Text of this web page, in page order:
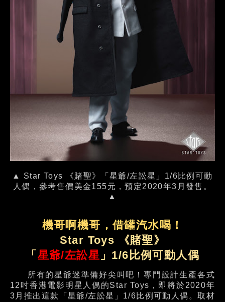
▲ Star Toys 《賭聖》「星爺/左訟星」1/6比例可動
人偶，參考售價美金155元，預定2020年3月發售。
▲
機哥啊機哥，借罐汽水喝！
Star Toys 《賭聖》
「 星爺/左訟星 」1/6比例可動人偶
所有的星爺迷準備好尖叫吧！專門設計生產各式
12吋香港電影明星人偶的Star Toys，即將於2020年
3月推出這款「星爺/左訟星」1/6比例可動人偶。取材